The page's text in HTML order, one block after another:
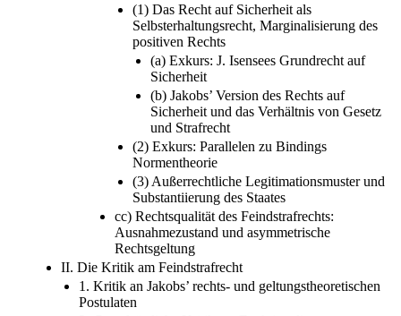
(1) Das Recht auf Sicherheit als
Selbsterhaltungsrecht, Marginalisierung des
positiven Rechts
(a) Exkurs: J. Isensees Grundrecht auf
Sicherheit
(b) Jakobs’ Version des Rechts auf
Sicherheit und das Verhältnis von Gesetz
und Strafrecht
(2) Exkurs: Parallelen zu Bindings
Normentheorie
(3) Außerrechtliche Legitimationsmuster und
Substantiierung des Staates
cc) Rechtsqualität des Feindstrafrechts:
Ausnahmezustand und asymmetrische
Rechtsgeltung
II. Die Kritik am Feindstrafrecht
1. Kritik an Jakobs’ rechts- und geltungstheoretischen
Postulaten